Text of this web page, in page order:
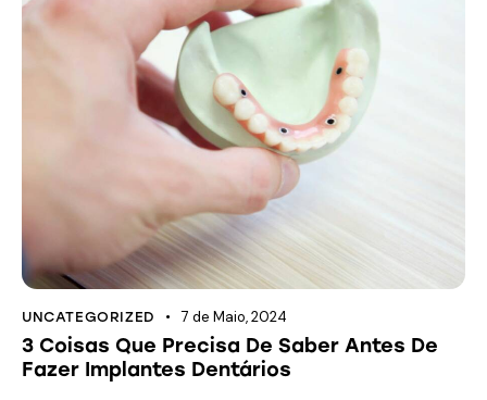
UNCATEGORIZED 7 de Maio, 2024
3 Coisas Que Precisa De Saber Antes De
Fazer Implantes Dentários